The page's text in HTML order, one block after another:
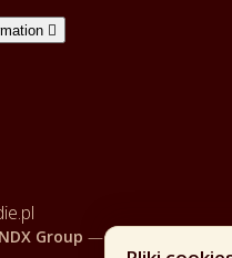

NDX Group — Wszelkie prawa